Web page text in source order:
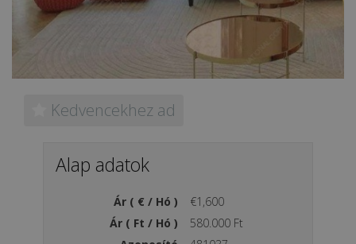
Kedvencekhez ad
Alap adatok
Ár ( € / Hó )
€1,600
Ár ( Ft / Hó )
580.000 Ft